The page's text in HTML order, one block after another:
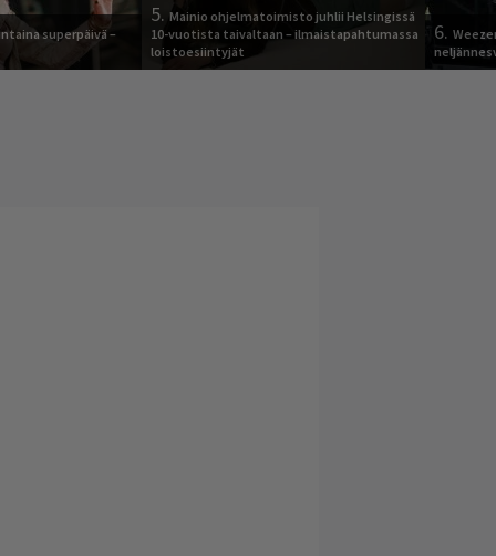
superpäivä –
5. Mainio ohjelmatoimisto juhlii Helsingissä
10-vuotista taivaltaan – ilmaistapahtumassa
loistoesiintyjät
6.